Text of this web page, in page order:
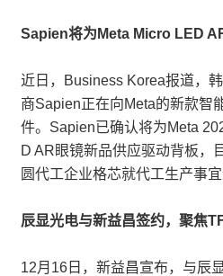
Sapien将为Meta Micro LED
近日，Business Korea报道，
商Sapien正在向Meta的新款智
件。Sapien已确认将为Meta
D AR眼镜新品供应驱动背板，
圆代工企业格芯就代工生产事宜
辰显光电与新益昌签约，聚焦
12月16日，新益昌宣布，与辰